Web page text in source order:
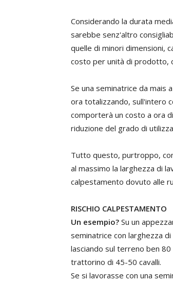
Considerando la durata
sarebbe senz'altro
quelle di minori dimensioni,
costo per unità di prodotto,
Se una seminatrice da mais
ora totalizzando, sull'intero
comporterà un costo a ora
riduzione del grado di
Tutto questo, purtroppo,
al massimo la larghezza di
calpestamento dovuto alle
RISCHIO CALPESTAMENTO
Un esempio? Su un
seminatrice con larghezza
lasciando sul terreno ben
trattorino di 45-50 cavalli.
Se si lavorasse con una